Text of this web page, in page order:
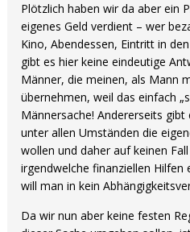
Plötzlich haben wir da aber ein
eigenes Geld verdient – wer
Kino, Abendessen, Eintritt in
gibt es hier keine eindeutige
Männer, die meinen, als Mann
übernehmen, weil das einfach
Männersache! Andererseits gibt
unter allen Umständen die
wollen und daher auf keinen
irgendwelche finanziellen Hilfen
will man in kein
Da wir nun aber keine festen